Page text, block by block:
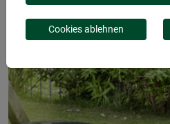
ABDECKUNG
Cookies ablehnen